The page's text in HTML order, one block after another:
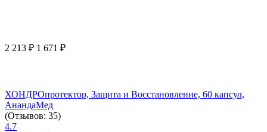
2 213 ₽ 1 671 ₽
ХОНДРОпротектор, Защита и Восстановление, 60 капсул,
АнандаМед
(Отзывов: 35)
4.7